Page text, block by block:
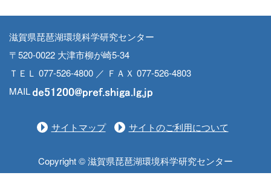
滋賀県琵琶湖環境科学研究センター
〒520-0022 大津市柳が崎5-34
ＴＥＬ 077-526-4800 ／ ＦＡＸ 077-526-4803
MAIL
サイトマップ サイトのご利用について
Copyright © 滋賀県琵琶湖環境科学研究センター